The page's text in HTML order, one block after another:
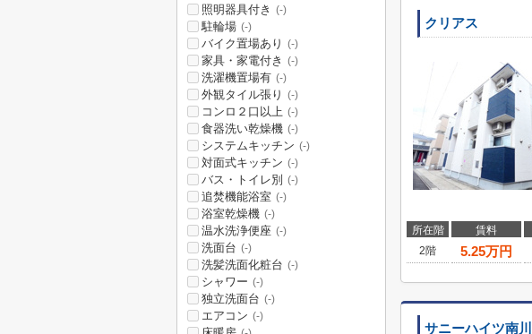
クリアス
所在階 賃料
2階
5.25万円
サニーハイツ南
照明器具付き (-)
駐輪場 (-)
バイク置場あり (-)
家具・家電付き (-)
洗濯機置場有 (-)
外観タイル張り (-)
コンロ２口以上 (-)
食器洗い乾燥機 (-)
システムキッチン (-)
対面式キッチン (-)
バス・トイレ別 (-)
追焚機能浴室 (-)
浴室乾燥機 (-)
温水洗浄便座 (-)
洗面台 (-)
洗髪洗面化粧台 (-)
シャワー (-)
独立洗面台 (-)
エアコン (-)